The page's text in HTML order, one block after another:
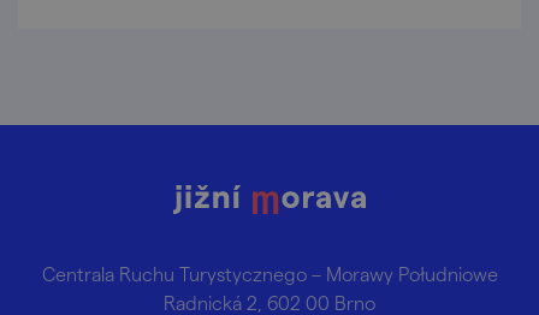
Centrala Ruchu Turystycznego – Morawy Południowe
Radnická 2, 602 00 Brno